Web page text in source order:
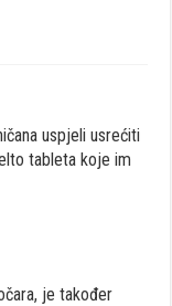
uspjeli usrećiti
tableta koje im
je također